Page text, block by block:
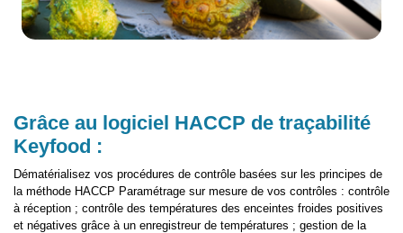
Grâce au logiciel HACCP de traçabilité
Keyfood :
Dématérialisez vos procédures de contrôle basées sur les principes de
la méthode HACCP Paramétrage sur mesure de vos contrôles : contrôle
à réception ; contrôle des températures des enceintes froides positives
et négatives grâce à un enregistreur de températures ; gestion de la